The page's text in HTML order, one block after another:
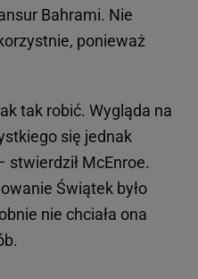
Bahrami. Nie
ponieważ
tak robić. Wygląda na
się jednak
stwierdził McEnroe.
Świątek było
nie chciała ona